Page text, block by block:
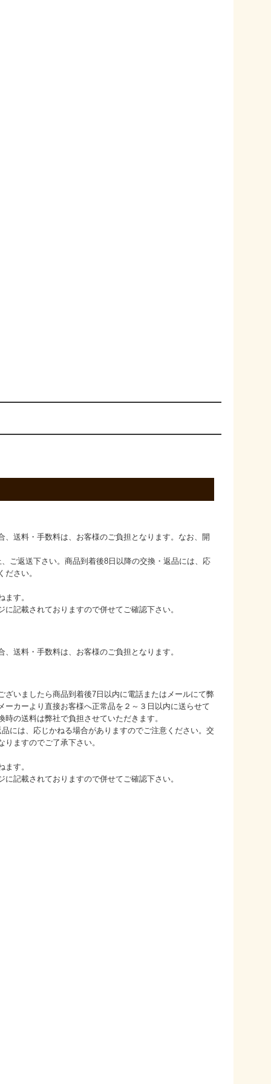
、送料・手数料は、お客様のご負担となります。なお、開
ご返送下さい。商品到着後8日以降の交換・返品には、応
ださい。
す。
記載されておりますので併せてご確認下さい。
、送料・手数料は、お客様のご負担となります。
ざいましたら商品到着後7日以内に電話またはメールにて弊
ーカーより直接お客様へ正常品を２～３日以内に送らせて
の送料は弊社で負担させていただきます。
には、応じかねる場合がありますのでご注意ください。交
ますのでご了承下さい。
す。
記載されておりますので併せてご確認下さい。